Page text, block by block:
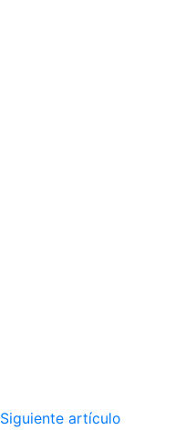
Siguiente artículo